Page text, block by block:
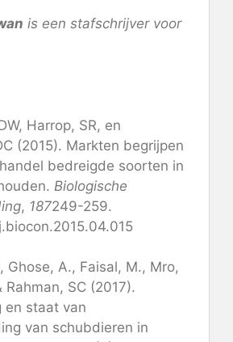
is een stafschrijver voor
Harrop, SR, en
(2015). Markten begrijpen
bedreigde soorten in
Biologische
, 187249-259.
Ghose, A., Faisal, M., Mro,
Rahman, SC (2017).
en staat van
van schubdieren in